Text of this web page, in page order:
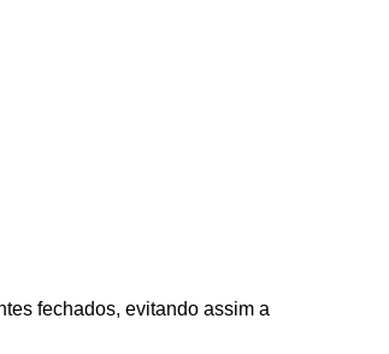
fechados, evitando assim a